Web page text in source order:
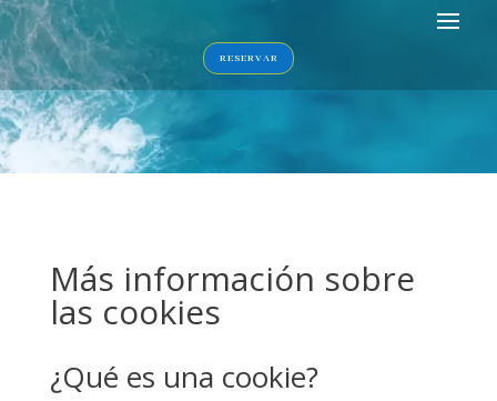
RESERVAR
Más información sobre
las cookies
¿Qué es una cookie?